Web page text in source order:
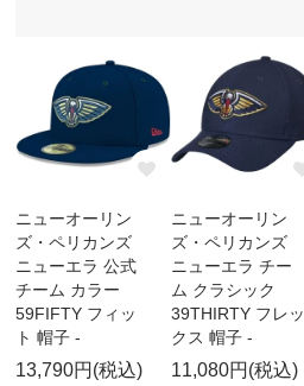
ニューオーリン
ズ・ペリカンズ
ニューエラ 公式
チーム カラー
59FIFTY フィッ
ト 帽子 -
13,790円(税込)
ニューオーリン
ズ・ペリカンズ
ニューエラ チー
ム クラシック
39THIRTY フレッ
クス 帽子 -
11,080円(税込)